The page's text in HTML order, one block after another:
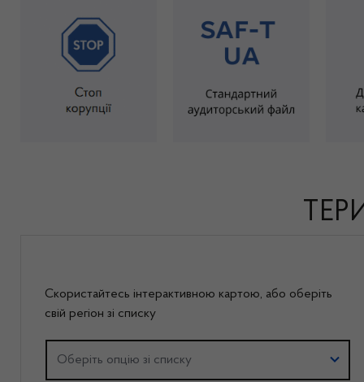
Скористайтесь інтерактивною картою, або оберiть
свій регіон зі списку
Оберіть опцію зі списку